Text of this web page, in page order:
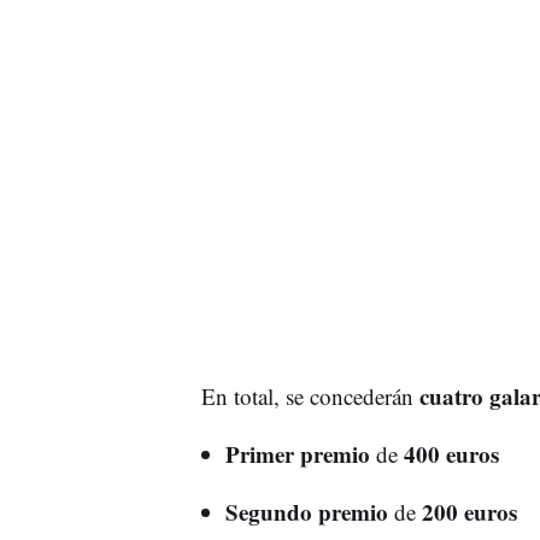
En total, se concederán cuatro
Primer premio de 400 euros
Segundo premio de 200 euros